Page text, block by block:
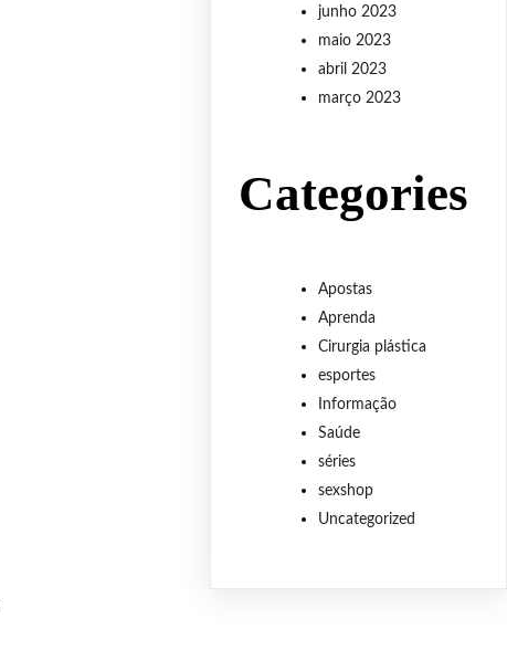
junho 2023
maio 2023
abril 2023
março 2023
Categories
Apostas
Aprenda
Cirurgia plástica
esportes
Informação
Saúde
séries
sexshop
Uncategorized